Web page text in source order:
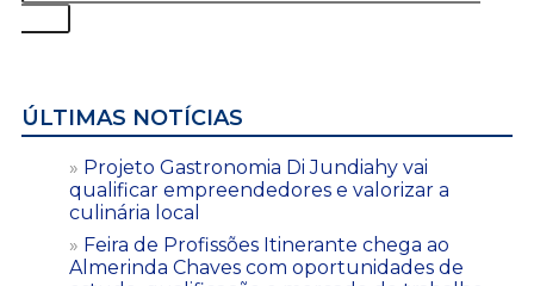
ÚLTIMAS NOTÍCIAS
Projeto Gastronomia Di Jundiahy vai
qualificar empreendedores e valorizar a
culinária local
Feira de Profissões Itinerante chega ao
Almerinda Chaves com oportunidades de